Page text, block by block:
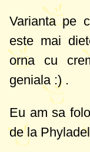
Varianta pe
este mai
orna cu
geniala :) .
Eu am sa
de la